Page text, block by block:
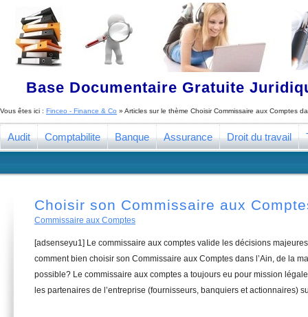
Base Documentaire Gratuite
Vous êtes ici : Finceo - Finance & Co » Articles sur le thème Choisir Commissaire aux Comptes
Audit Comptabilite Banque Assurance Droit du travail
Choisir son Commissaire aux
Commissaire aux Comptes
[adsenseyu1] Le commissaire aux comptes valide les décisions
comment bien choisir son Commissaire aux Comptes dans l’Ain, de la
possible? Le commissaire aux comptes a toujours eu pour mission
les partenaires de l’entreprise (fournisseurs, banquiers et actionnaires)